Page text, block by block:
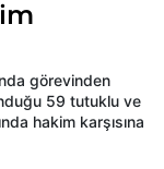
görevinden
59 tutuklu ve
hakim karşısına